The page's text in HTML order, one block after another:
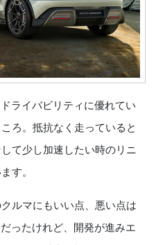
ライバビリティに優れてい
ろ。抵抗なく走っていると
て少し加速したい時のリニ
す。
ルマにもいい点、悪い点は
ったけれど、開発が進みエ